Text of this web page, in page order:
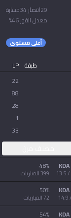
29انتصار34خسارة
معدل الفوز46
%
أعلى مستوى
طبقة LP
22
88
28
1
33
48%
399المباريات
50%
72المباريات
54%